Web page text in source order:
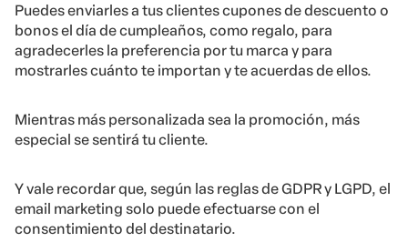
Puedes enviarles a tus clientes cupones de descuento o
bonos el día de cumpleaños, como regalo, para
agradecerles la preferencia por tu marca y para
mostrarles cuánto te importan y te acuerdas de ellos.
Mientras más personalizada sea la promoción, más
especial se sentirá tu cliente.
Y vale recordar que, según las reglas deGDPRy LGPD, el
email marketing solo puede efectuarse con el
consentimiento del destinatario.